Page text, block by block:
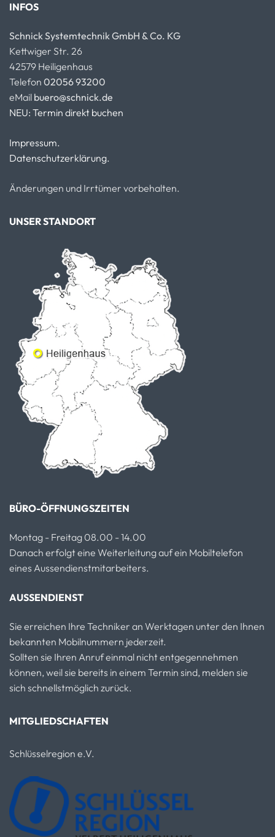
INFOS
Schnick Systemtechnik GmbH & Co. KG
Kettwiger Str. 26
42579 Heiligenhaus
Telefon 02056 93200
eMail buero@schnick.de
NEU: Termin direkt buchen
Impressum.
Datenschutzerklärung.
Änderungen und Irrtümer vorbehalten.
UNSER STANDORT
BÜRO-ÖFFNUNGSZEITEN
Montag - Freitag 08.00 - 14.00
Danach erfolgt eine Weiterleitung auf ein Mobiltelefon
eines Aussendienstmitarbeiters.
AUSSENDIENST
Sie erreichen Ihre Techniker an Werktagen unter den Ihnen
bekannten Mobilnummern jederzeit.
Sollten sie Ihren Anruf einmal nicht entgegennehmen
können, weil sie bereits in einem Termin sind, melden sie
sich schnellstmöglich zurück.
MITGLIEDSCHAFTEN
Schlüsselregion e.V.